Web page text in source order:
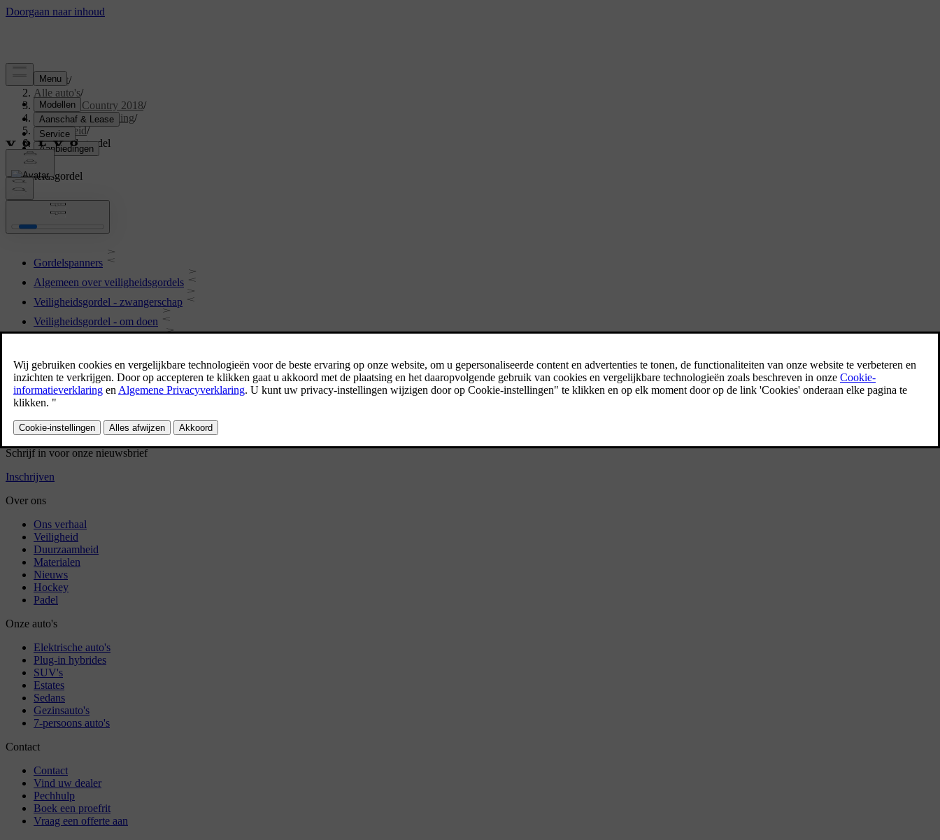
Support/
Alle auto's/
S60 Cross Country 2018/
Gebruikershandleiding/
Veiligheid/
Veiligheidsgordel
Veiligheidsgordel
Gordelspanners
Algemeen over veiligheidsgordels
Veiligheidsgordel - zwangerschap
Veiligheidsgordel - om doen
Gordelwaarschuwing